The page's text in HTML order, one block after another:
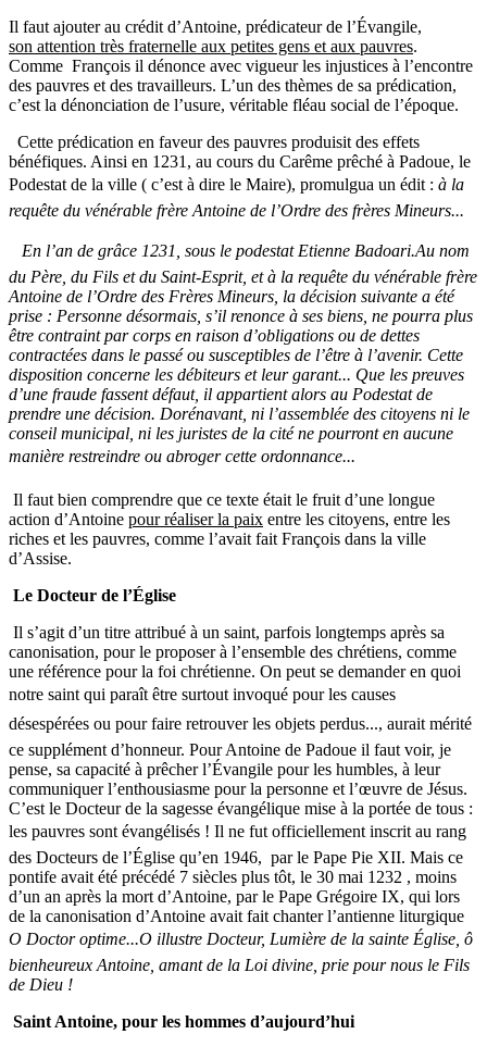
Il faut ajouter au crédit d’Antoine, prédicateur de l’Évangile,
son attention très fraternelle aux petites gens et aux pauvres.
Comme François il dénonce avec vigueur les injustices à l’encontre
des pauvres et des travailleurs. L’un des thèmes de sa prédication,
c’est la dénonciation de l’usure, véritable fléau social de l’époque.
Cette prédication en faveur des pauvres produisit des effets
bénéfiques. Ainsi en 1231, au cours du Carême prêché à Padoue, le
Podestat de la ville ( c’est à dire le Maire), promulgua un édit :  à la
requête du vénérable frère Antoine de l’Ordre des frères Mineurs...
En l’an de grâce 1231, sous le podestat Etienne Badoari.Au nom
du Père, du Fils et du Saint-Esprit, et à la requête du vénérable frère
Antoine de l’Ordre des Frères Mineurs, la décision suivante a été
prise : Personne désormais, s’il renonce à ses biens, ne pourra plus
être contraint par corps en raison d’obligations ou de dettes
contractées dans le passé ou susceptibles de l’être à l’avenir. Cette
disposition concerne les débiteurs et leur garant... Que les preuves
d’une fraude fassent défaut, il appartient alors au Podestat de
prendre une décision. Dorénavant, ni l’assemblée des citoyens ni le
conseil municipal, ni les juristes de la cité ne pourront en aucune
manière restreindre ou abroger cette ordonnance...
Il faut bien comprendre que ce texte était le fruit d’une longue
action d’Antoine pour réaliser la paix entre les citoyens, entre les
riches et les pauvres, comme l’avait fait François dans la ville
d’Assise.
Le Docteur de l’Église
Il s’agit d’un titre attribué à un saint, parfois longtemps après sa
canonisation, pour le proposer à l’ensemble des chrétiens, comme
une référence pour la foi chrétienne. On peut se demander en quoi
notre saint qui paraît être surtout invoqué pour les causes
désespérées ou pour faire retrouver les objets perdus..., aurait mérité
ce supplément d’honneur. Pour Antoine de Padoue il faut voir, je
pense, sa capacité à prêcher l’Évangile pour les humbles, à leur
communiquer l’enthousiasme pour la personne et l’œuvre de Jésus.
C’est le Docteur de la sagesse évangélique mise à la portée de tous :
les pauvres sont évangélisés ! Il ne fut officiellement inscrit au rang
des Docteurs de l’Église qu’en 1946, par le Pape Pie XII. Mais ce
pontife avait été précédé 7 siècles plus tôt, le 30 mai 1232 , moins
d’un an après la mort d’Antoine, par le Pape Grégoire IX, qui lors
de la canonisation d’Antoine avait fait chanter l’antienne liturgique
O Doctor optime...O illustre Docteur, Lumière de la sainte Église, ô
bienheureux Antoine, amant de la Loi divine, prie pour nous le Fils
de Dieu !
Saint Antoine, pour les hommes d’aujourd’hui